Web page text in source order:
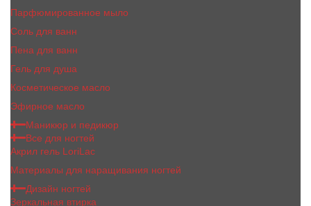
Парфюмированное мыло
Соль для ванн
Пена для ванн
Гель для душа
Косметическое масло
Эфирное масло
Маникюр и педикюр
Все для ногтей
Акрил гель LoriLac
Материалы для наращивания ногтей
Дизайн ногтей
Зеркальная втирка